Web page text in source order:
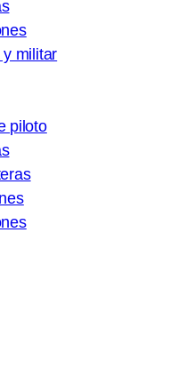
militar
piloto